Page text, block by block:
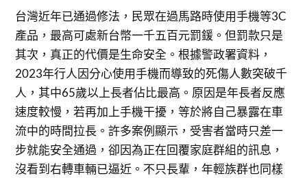
台灣近年已通過修法，民眾在過馬路時使用手機等3C
產品，最高可處新台幣一千五百元罰鍰。但罰款只是
其次，真正的代價是生命安全。根據警政署資料，
2023年行人因分心使用手機而導致的死傷人數突破千
人，其中65歲以上長者佔比最高。原因是年長者反應
速度較慢，若再加上手機干擾，等於將自己暴露在車
流中的時間拉長。許多案例顯示，受害者當時只差一
步就能安全通過，卻因為正在回覆家庭群組的訊息，
沒看到右轉車輛已逼近。不只長輩，年輕族群也同樣